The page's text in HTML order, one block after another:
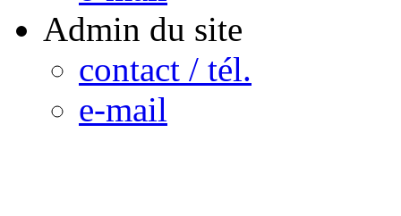
Admin du site
contact / tél.
e-mail